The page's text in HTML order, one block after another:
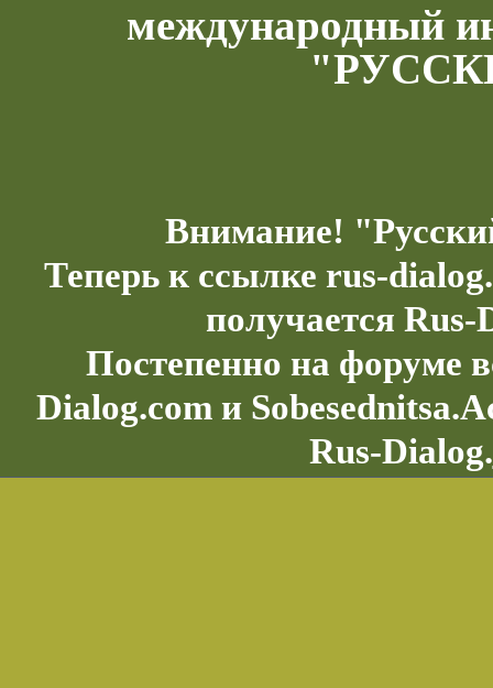
международный
Внимание!
Теперь к ссылке rus-
получается Rus-
Постепенно на форуме
Dialog.com и
Rus-Dialog.